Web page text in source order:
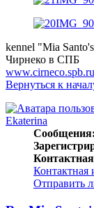
kennel "Mia
Чирнеко в СПБ
www.cirneco.spb.ru
Вернуться к
Ekaterina
Сообщения:
Контактная
Отправить